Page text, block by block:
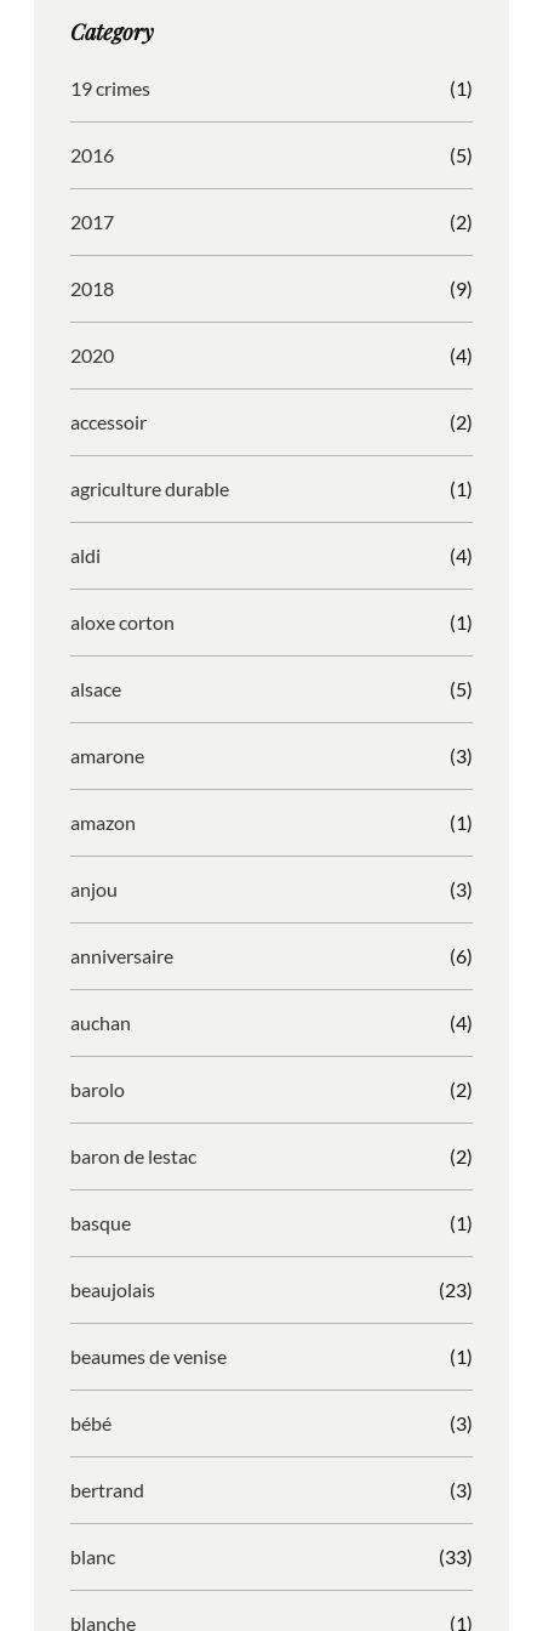
r
m
o
Category
19 crimes (1)
2016 (5)
2017 (2)
2018 (9)
2020 (4)
accessoir (2)
agriculture durable (1)
aldi (4)
aloxe corton (1)
alsace (5)
amarone (3)
amazon (1)
anjou (3)
anniversaire (6)
auchan (4)
barolo (2)
baron de lestac (2)
basque (1)
beaujolais (23)
beaumes de venise (1)
bébé (3)
bertrand (3)
blanc (33)
blanche (1)